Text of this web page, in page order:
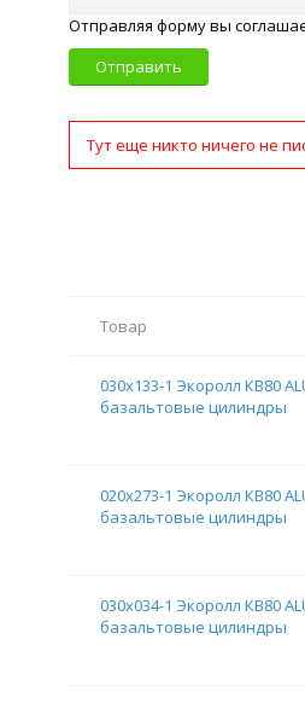
Отправляя форму вы
Отправить
Тут еще никто ничего не
Товар
030х133-1 Экоролл КВ80
базальтовые цилиндры
020х273-1 Экоролл КВ80
базальтовые цилиндры
030х034-1 Экоролл КВ80
базальтовые цилиндры